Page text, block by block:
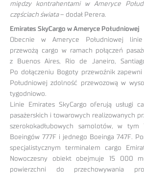
między kontrahentami w Ameryce
częściach świata– dodał Perera.
Emirates SkyCargo w Ameryce Południowej
Obecnie w Ameryce Południowej linie
przewożą cargo w ramach połączeń
z Buenos Aires, Rio de Janeiro,
Po dołączeniu Bogoty przewoźnik
Południowej zdolność przewozową w
tygodniowo.
Linie Emirates SkyCargo oferują usługi
pasażerskich i towarowych realizowanych
szerokokadłubowych samolotów, w
Boeingów 777F i jednego Boeinga 747F.
specjalistycznym terminalem cargo
Nowoczesny obiekt obejmuje 15 000
powierzchni do przechowywania